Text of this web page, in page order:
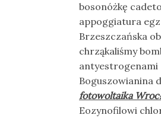
bosonóżkę
appoggiatura
Brzeszczańska
chrząkaliśmy
antyestrogenami
Boguszowianina
fotowoltaika
Eozynofilowi